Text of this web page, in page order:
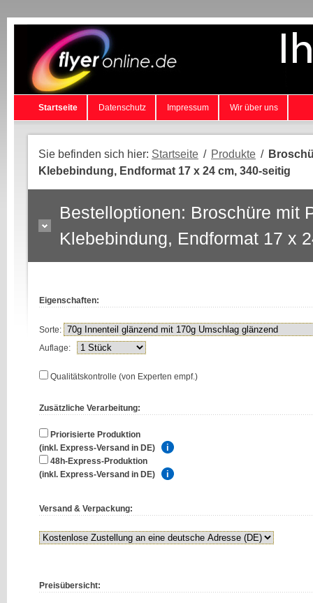
Startseite Datenschutz Impressum Wir über uns
Sie befinden sich hier: Startseite / Produkte /
Klebebindung, Endformat 17 x 24 cm, 340-seitig
Bestelloptionen: Broschüre mit
Klebebindung, Endformat 17 x
Eigenschaften:
Sorte:
Auflage:
Qualitätskontrolle (von Experten empf.)
Zusätzliche Verarbeitung:
Priorisierte Produktion
(inkl. Express-Versand in DE)
48h-Express-Produktion
(inkl. Express-Versand in DE)
Versand & Verpackung:
Preisübersicht: